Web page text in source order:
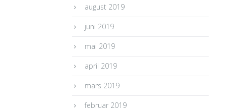
august 2019
juni 2019
mai 2019
april 2019
mars 2019
februar 2019